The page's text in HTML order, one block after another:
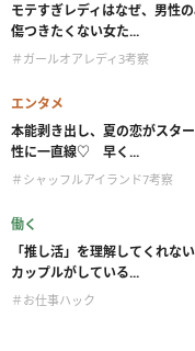
モテすぎレディはなぜ、男性
傷つきたくない女た...
＃ガールオアレディ3考察
エンタメ
本能剥き出し、夏の恋がスタ
性に一直線♡ 早く...
＃シャッフルアイランド7考察
働く
「推し活」を理解してくれな
カップルがしている...
＃お仕事ハック